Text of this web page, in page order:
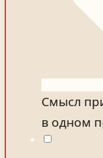
Смысл
в одном